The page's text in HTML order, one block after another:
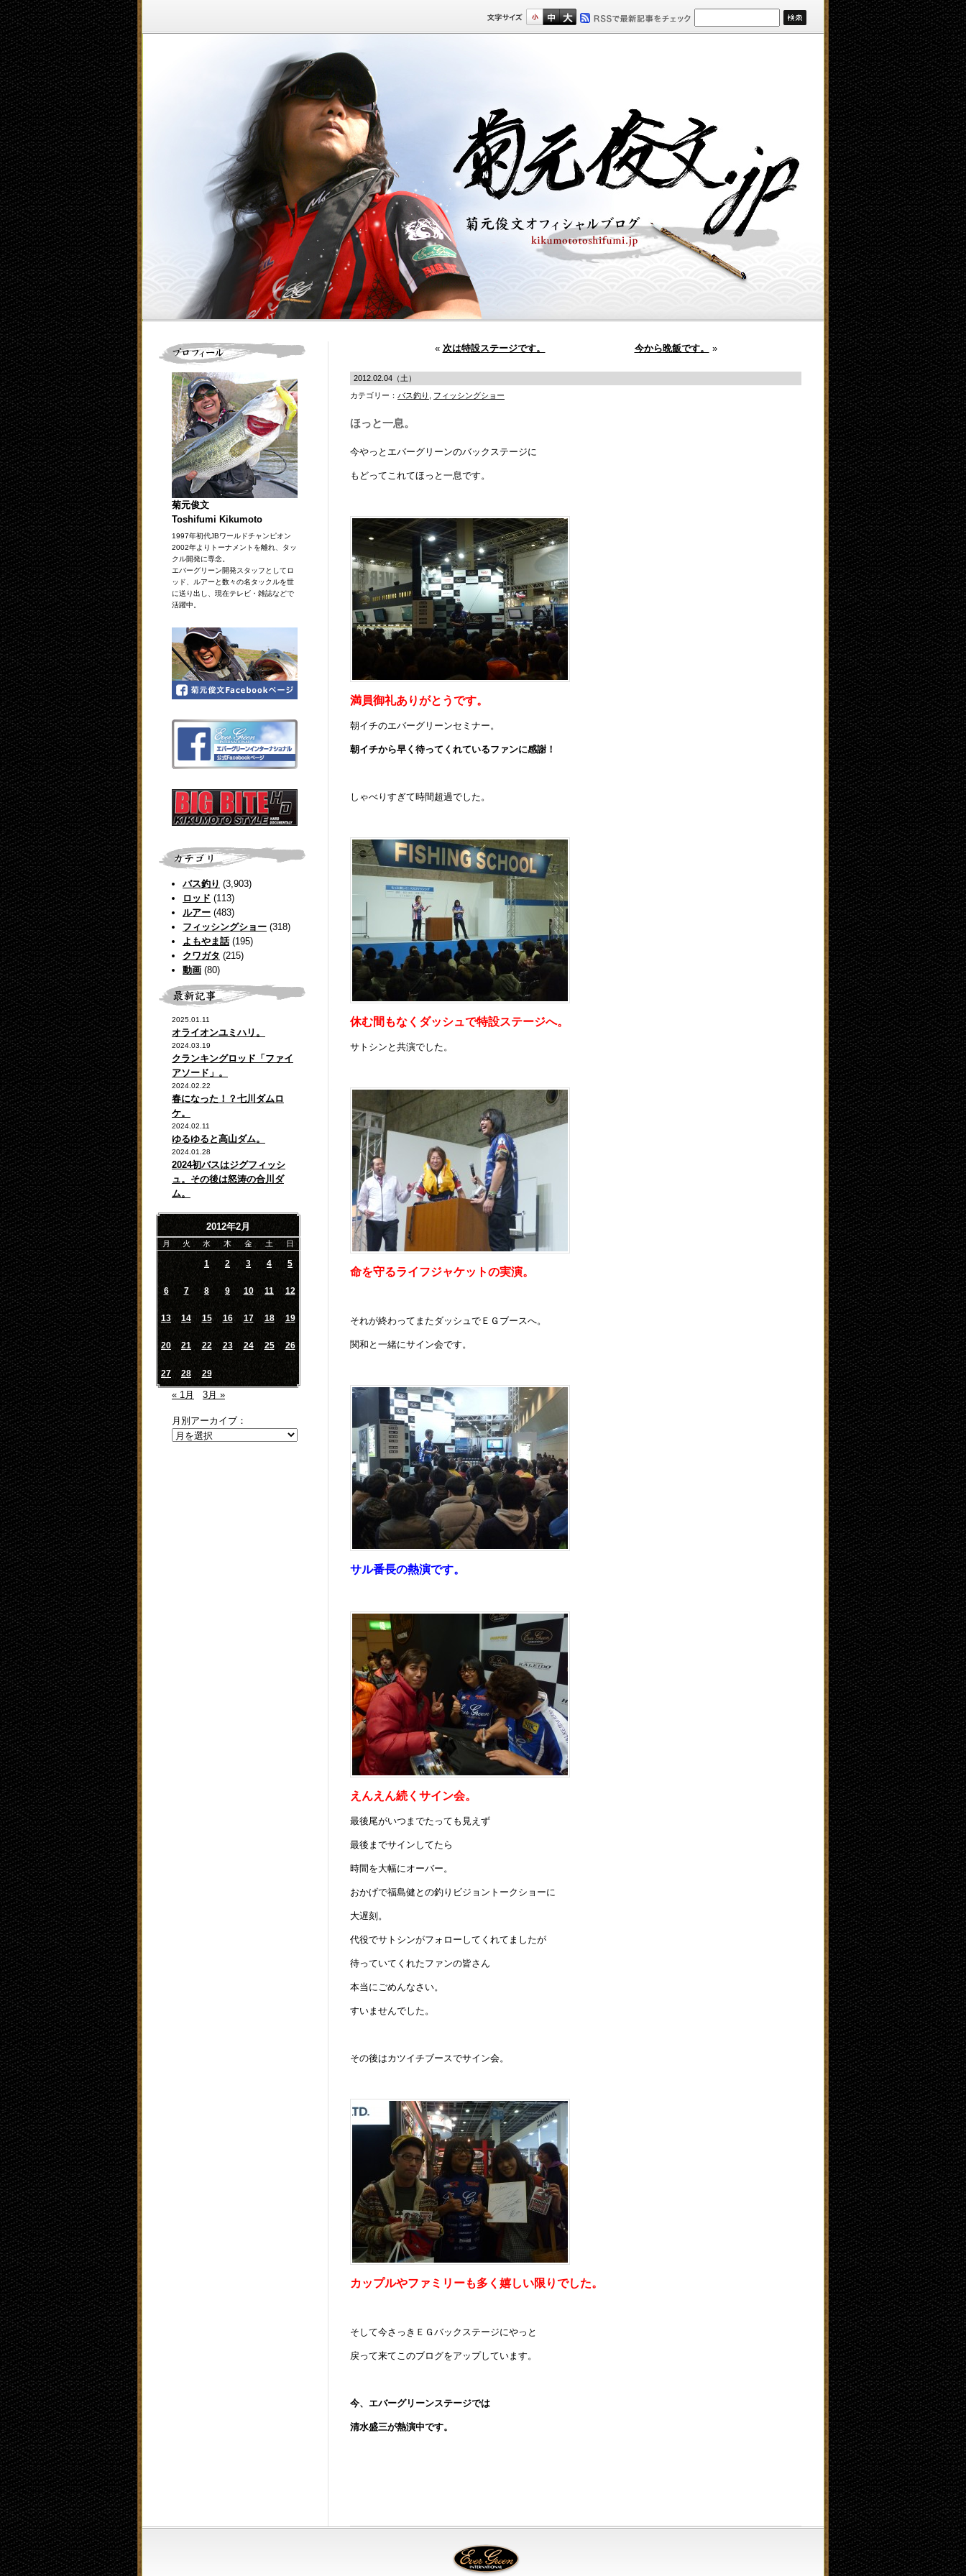
菊元俊文
Toshifumi Kikumoto
1997年初代JBワールドチャンピオン
2002年よりトーナメントを離れ、タッ
クル開発に専念。
エバーグリーン開発スタッフとしてロ
ッド、ルアーと数々の名タックルを世
に送り出し、現在テレビ・雑誌などで
活躍中。
バス釣り (3,903)
ロッド (113)
ルアー (483)
フィッシングショー (318)
よもやま話(195)
クワガタ (215)
動画 (80)
2025.01.11
オライオンユミハリ。
2024.03.19
クランキングロッド「ファイ
アソード」。
2024.02.22
春になった！？七川ダムロ
ケ。
2024.02.11
ゆるゆると高山ダム。
2024.01.28
2024初バスはジグフィッシ
ュ。その後は怒涛の合川ダ
ム。
2012年2月
月 火 水 木 金 土 日
1 2 3 4 5
6 7 8 9 10 11 12
13 14 15 16 17 18 19
20 21 22 23 24 25 26
27 28 29
« 1月 3月 »
月別アーカイブ：
« 次は特設ステージです。 今から晩飯です。 »
2012.02.04（土）
カテゴリー： バス釣り フィッシングショー
ほっと一息。
今やっとエバーグリーンのバックステージに
もどってこれてほっと一息です。
満員御礼ありがとうです。
朝イチのエバーグリーンセミナー。
朝イチから早く待ってくれているファンに感謝！
しゃべりすぎて時間超過でした。
休む間もなくダッシュで特設ステージへ。
サトシンと共演でした。
命を守るライフジャケットの実演。
それが終わってまたダッシュでＥＧブースへ。
関和と一緒にサイン会です。
サル番長の熱演です。
えんえん続くサイン会。
最後尾がいつまでたっても見えず
最後までサインしてたら
時間を大幅にオーバー。
おかげで福島健との釣りビジョントークショーに
大遅刻。
代役でサトシンがフォローしてくれてましたが
待っていてくれたファンの皆さん
本当にごめんなさい。
すいませんでした。
その後はカツイチブースでサイン会。
カップルやファミリーも多く嬉しい限りでした。
そして今さっきＥＧバックステージにやっと
戻って来てこのブログをアップしています。
今、エバーグリーンステージでは
清水盛三が熱演中です。